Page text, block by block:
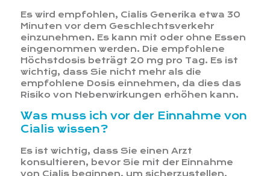
Es wird empfohlen, Cialis Generika etwa 30
Minuten vor dem Geschlechtsverkehr
einzunehmen. Es kann mit oder ohne Essen
eingenommen werden. Die empfohlene
Höchstdosis beträgt 20 mg pro Tag. Es ist
wichtig, dass Sie nicht mehr als die
empfohlene Dosis einnehmen, da dies das
Risiko von Nebenwirkungen erhöhen kann.
Was muss ich vor der Einnahme von
Cialis wissen?
Es ist wichtig, dass Sie einen Arzt
konsultieren, bevor Sie mit der Einnahme
von Cialis beginnen, um sicherzustellen,